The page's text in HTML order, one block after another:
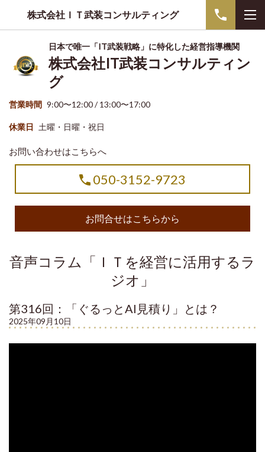
株式会社ＩＴ武装コンサルティング
日本で唯一「IT武装戦略」に特化した経営指導機関
株式会社IT武装コンサルティン
グ
営業時間 9:00〜12:00 / 13:00〜17:00
休業日 土曜・日曜・祝日
お問い合わせはこちらへ
050-3152-9723
お問合せはこちらから
音声コラム「ＩＴを経営に活用するラ
ジオ」
第316回：「ぐるっとAI見積り」とは？
2025年09月10日